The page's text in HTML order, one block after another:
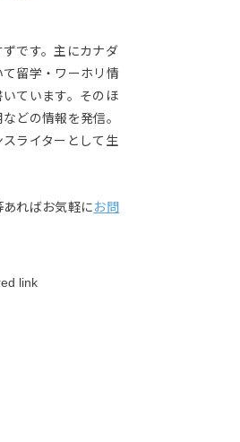
です。主にカナダ
留学・ワーホリ情
ています。そのほ
どの情報を発信。
ライターとして生
ればお気軽にお問
link